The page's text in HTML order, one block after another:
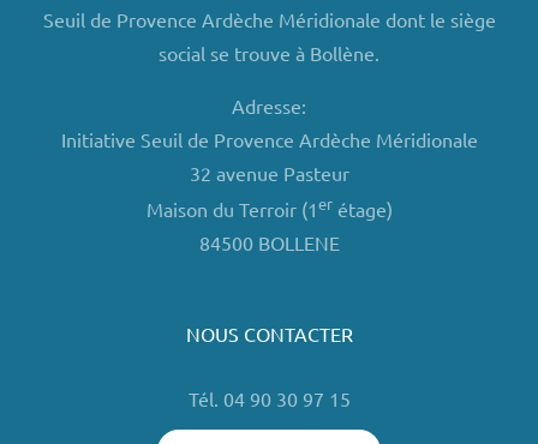
Seuil de Provence Ardèche Méridionale dont le siège
social se trouve à Bollène.
Adresse:
Initiative Seuil de Provence Ardèche Méridionale
32 avenue Pasteur
Maison du Terroir (1erétage)
84500 BOLLENE
NOUS CONTACTER
Tél. 04 90 30 97 15